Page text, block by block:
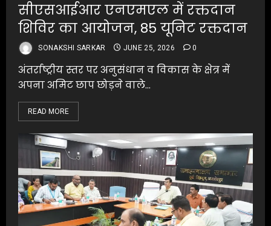
सीएसआईआर एनएमएल में रक्तदान
शिविर का आयोजन, 85 यूनिट रक्तदान
SONAKSHI SARKAR JUNE 25, 2026 0
अंतर्राष्ट्रीय स्तर पर अनुसंधान व विकास के क्षेत्र में
अपना अमिट छाप छोड़ने वाले...
READ MORE